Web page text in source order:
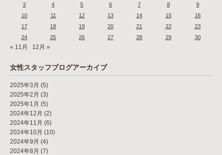
3
4 5 6 7 8
9
10
11 12 13 14 15
16
17
18 19 20 21 22
23
24
25 26 27 28 29 30
« 11月 12月 »
女性スタッフブログアーカイブ
2025年3月 (5)
2025年2月 (3)
2025年1月 (5)
2024年12月 (2)
2024年11月 (6)
2024年10月 (10)
2024年9月 (4)
2024年8月 (7)